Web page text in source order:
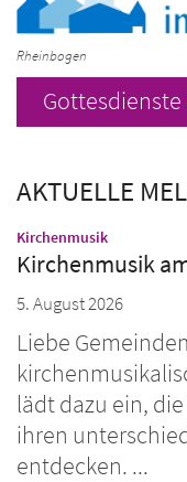
Rheinbogen
Gottesdienste
AKTUELLE
Kirchenmusik:
Kirchenmusik
5. August 2026
Liebe
lädt dazu ein,
ihren
entdecken. ...